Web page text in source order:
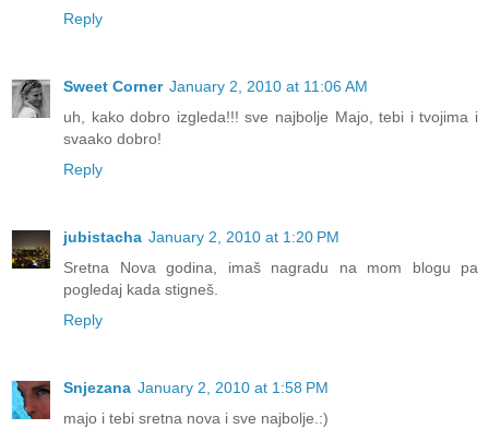
Reply
Sweet Corner January 2, 2010 at 11:06 AM
uh, kako dobro izgleda!!! sve najbolje Majo, tebi i tvojima i
svaako dobro!
Reply
jubistacha January 2, 2010 at 1:20 PM
Sretna Nova godina, imaš nagradu na mom blogu pa
pogledaj kada stigneš.
Reply
Snjezana January 2, 2010 at 1:58 PM
majo i tebi sretna nova i sve najbolje.:)